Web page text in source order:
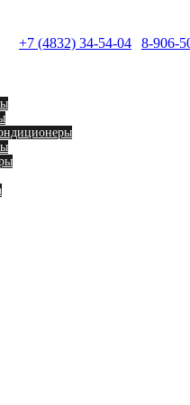
+7 (4832) 34-54-04 8-906-